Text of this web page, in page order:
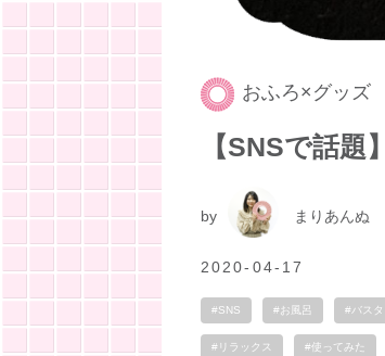
おふろ×グッズ
【SNSで話題
by まりあんぬ
2020-04-17
#SNS #お風呂 #バスタ
#リラックス #使ってみた